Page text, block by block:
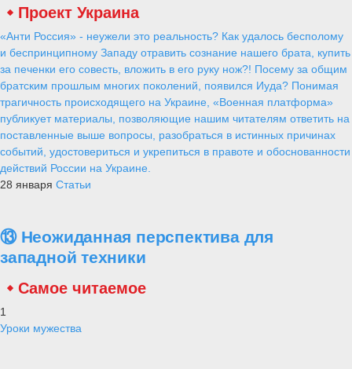
Проект Украина
«Анти Россия» - неужели это реальность? Как удалось бесполому
и беспринципному Западу отравить сознание нашего брата, купить
за печенки его совесть, вложить в его руку нож?! Посему за общим
братским прошлым многих поколений, появился Иуда? Понимая
трагичность происходящего на Украине, «Военная платформа»
публикует материалы, позволяющие нашим читателям ответить на
поставленные выше вопросы, разобраться в истинных причинах
событий, удостовериться и укрепиться в правоте и обоснованности
действий России на Украине.
28 января Статьи
⑬ Неожиданная перспектива для
западной техники
Самое читаемое
1
Уроки мужества